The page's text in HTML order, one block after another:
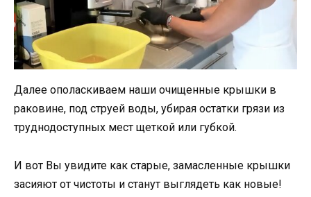
Далее ополаскиваем наши очищенные крышки в
раковине, под струей воды, убирая остатки грязи из
труднодоступных мест щеткой или губкой.
И вот Вы увидите как старые, замасленные крышки
засияют от чистоты и станут выглядеть как новые!